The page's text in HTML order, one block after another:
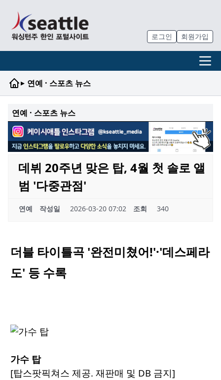
로그인 회원가입
▸ 연예 · 스포츠 뉴스
연예 · 스포츠 뉴스
데뷔 20주년 맞은 탑, 4월 첫 솔로 앨
범 '다중관점'
연예 작성일 2026-03-20 07:02 조회 340
더블 타이틀곡 '완전미쳤어!'·'데스페라
도' 등 수록
가수 탑
[탑스팟픽쳐스 제공. 재판매 및 DB 금지]